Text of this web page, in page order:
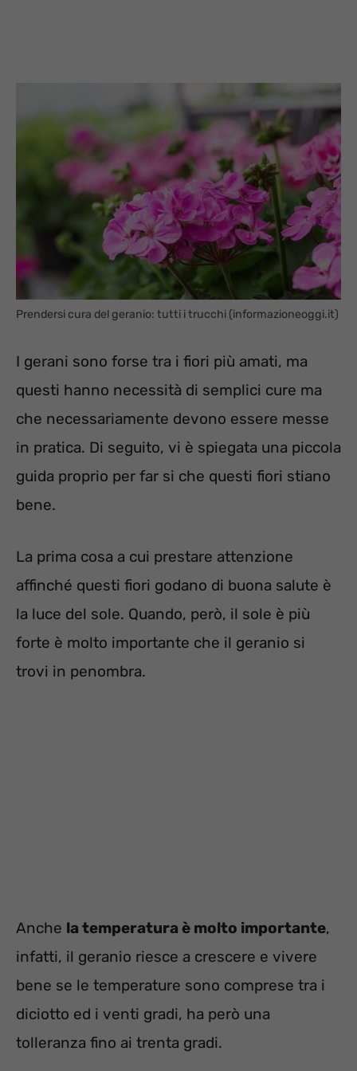
Prendersi cura del geranio: tutti i trucchi (informazioneoggi.it)
I gerani sono forse tra i fiori più amati, ma
questi hanno necessità di semplici cure ma
che necessariamente devono essere messe
in pratica. Di seguito, vi è spiegata una piccola
guida proprio per far si che questi fiori stiano
bene.
La prima cosa a cui prestare attenzione
affinché questi fiori godano di buona salute è
la luce del sole. Quando, però, il sole è più
forte è molto importante che il geranio si
trovi in penombra.
Anche la temperatura è molto importante,
infatti, il geranio riesce a crescere e vivere
bene se le temperature sono comprese tra i
diciotto ed i venti gradi, ha però una
tolleranza fino ai trenta gradi.